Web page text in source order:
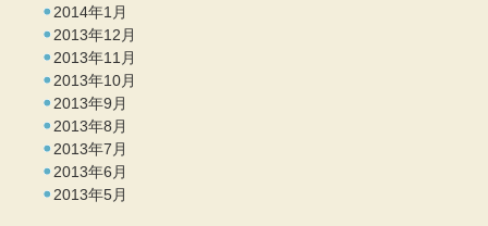
2014年1月
2013年12月
2013年11月
2013年10月
2013年9月
2013年8月
2013年7月
2013年6月
2013年5月